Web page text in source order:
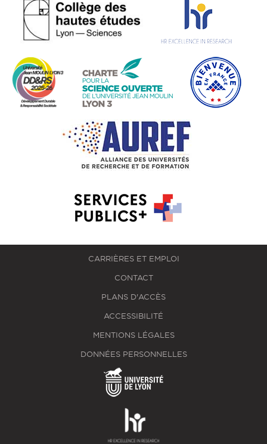
CARRIÈRES ET EMPLOI
CONTACT
PLANS D'ACCÈS
ACCESSIBILITÉ
MENTIONS LÉGALES
DONNÉES PERSONNELLES